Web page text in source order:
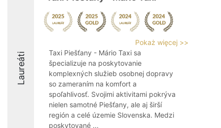
Laureáti
Pokaż więcej >>
Taxi Piešťany - Mário Taxi sa
špecializuje na poskytovanie
komplexných služieb osobnej dopravy
so zameraním na komfort a
spoľahlivosť. Svojimi aktivitami pokrýva
nielen samotné Piešťany, ale aj širší
región a celé územie Slovenska. Medzi
poskytované ...